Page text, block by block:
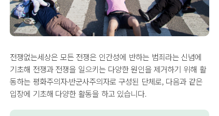
전쟁없는세상은 모든 전쟁은 인간성에 반하는 범죄라는 신념에
기초해 전쟁과 전쟁을 일으키는 다양한 원인을 제거하기 위해 활
동하는 평화주의자∙반군사주의자로 구성된 단체로, 다음과 같은
입장에 기초해 다양한 활동을 하고 있습니다.